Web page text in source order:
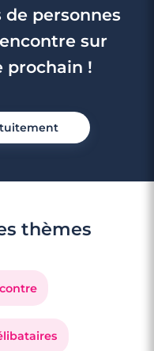
de personnes
sur
prochain !
thèmes